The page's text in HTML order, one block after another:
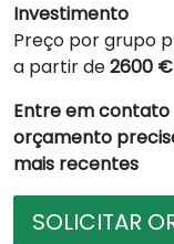
Investimento
Preço por grupo
a partir de2600
Entre em
orçamento
mais recentes
SOLICITAR